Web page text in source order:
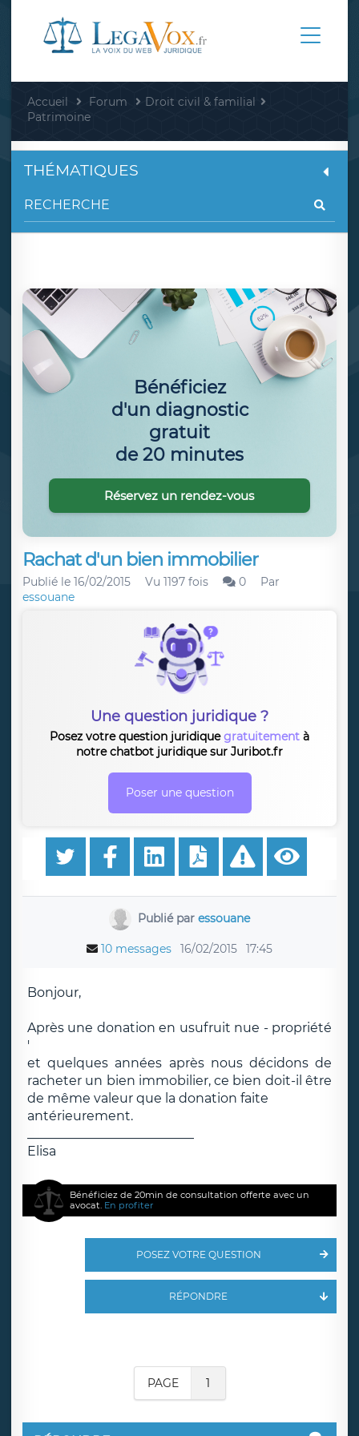
Accueil Forum
Droit civil & familial
Patrimoine
Rachat d'un bien immobilier
Publié le 16/02/2015 Vu 1197 fois 0
Par
essouane
Une question juridique ?
Posez votre question juridiquegratuitement à
notre chatbot juridique sur Juribot.fr
Poser une question
Publié par essouane
10 messages 16/02/2015 17:45
Bonjour,
Après une donation en usufruit nue - propriété
'
et quelques années après nous décidons de
racheter un bien immobilier, ce bien doit-il être
de même valeur que la donation faite
antérieurement.
Elisa
Bénéficiez de 20min de consultation offerte avec un
avocat. En profiter
POSEZ VOTRE QUESTION
RÉPONDRE
PAGE 1
THÉMATIQUES
Bénéficiez
d'un diagnostic
gratuit
de 20 minutes
Réservez un rendez-vous